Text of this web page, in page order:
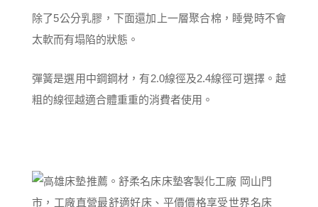
除了5公分乳膠，下面還加上一層聚合棉，睡覺時不會
太軟而有塌陷的狀態。
彈簧是選用中鋼鋼材，有2.0線徑及2.4線徑可選擇。越
粗的線徑越適合體重重的消費者使用。